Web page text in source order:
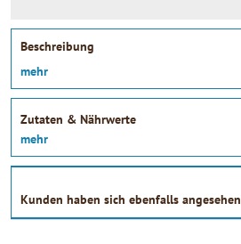
Beschreibung
mehr
Zutaten & Nährwerte
mehr
Kunden haben sich ebenfalls angesehen